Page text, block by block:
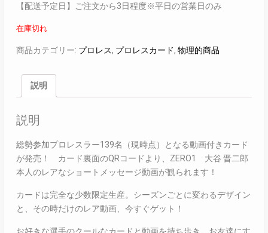
【配送予定日】ご注文から3日程度※平日の営業日のみ
在庫切れ
商品カテゴリー: プロレス, プロレスカード, 物理的商品
説明
説明
総勢参加プロレスラー139名（現時点）となる動画付きカード
が発売！ カード裏面のQRコードより、ZERO1 大谷 晋二郎
本人のレアなショートメッセージ動画が観られます！
カードは完全な少数限定生産。シーズンごとに変わるデザイン
と、その時だけのレア動画、今すぐゲット！
お好きな選手のクールなカードと動画を持ち歩き、お友達にす